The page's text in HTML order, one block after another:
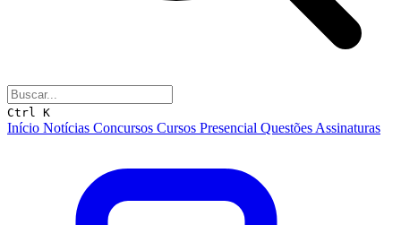
Ctrl K
Início Notícias Concursos Cursos Presencial Questões Assinaturas